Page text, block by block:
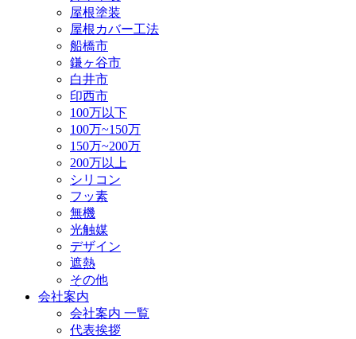
屋根塗装
屋根カバー工法
船橋市
鎌ヶ谷市
白井市
印西市
100万以下
100万~150万
150万~200万
200万以上
シリコン
フッ素
無機
光触媒
デザイン
遮熱
その他
会社案内
会社案内 一覧
代表挨拶